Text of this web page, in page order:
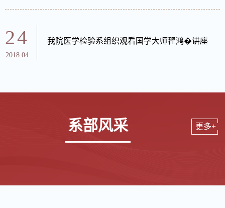
24
2018.04
我院医学检验系组织观看国学大师翟鸿�讲座
系部风采 更多+